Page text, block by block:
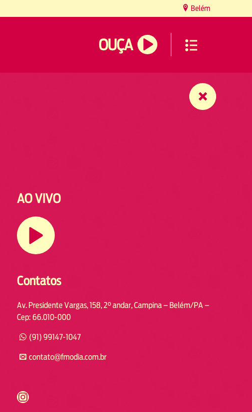
Belém
OUÇA
AO VIVO
Contatos
Av. Presidente Vargas, 158, 2° andar, Campina – Belém/PA –
Cep: 66.010-000
(91) 99147-1047
contato@fmodia.com.br
https://www.instagram.com/fmodia.cabofrio/